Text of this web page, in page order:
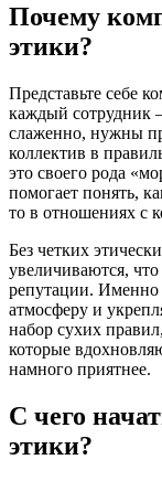
Почему
этики?
Представьте себе
каждый сотрудник
слаженно, нужны
коллектив в
это своего рода
помогает понять,
то в отношениях с
Без четких
увеличиваются,
репутации. Именно
атмосферу и
набор сухих
которые
намного приятнее.
С чего
этики?